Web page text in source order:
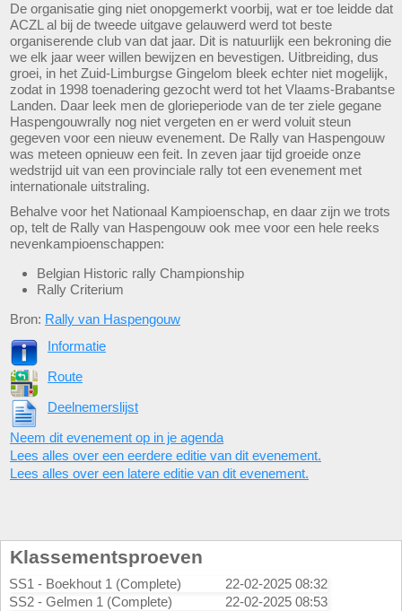
De organisatie ging niet onopgemerkt voorbij, wat er toe leidde dat
ACZL al bij de tweede uitgave gelauwerd werd tot beste
organiserende club van dat jaar. Dit is natuurlijk een bekroning die
we elk jaar weer willen bewijzen en bevestigen. Uitbreiding, dus
groei, in het Zuid-Limburgse Gingelom bleek echter niet mogelijk,
zodat in 1998 toenadering gezocht werd tot het Vlaams-Brabantse
Landen. Daar leek men de glorieperiode van de ter ziele gegane
Haspengouwrally nog niet vergeten en er werd voluit steun
gegeven voor een nieuw evenement. De Rally van Haspengouw
was meteen opnieuw een feit. In zeven jaar tijd groeide onze
wedstrijd uit van een provinciale rally tot een evenement met
internationale uitstraling.
Behalve voor het Nationaal Kampioenschap, en daar zijn we trots
op, telt de Rally van Haspengouw ook mee voor een hele reeks
nevenkampioenschappen:
Belgian Historic rally Championship
Rally Criterium
Bron: Rally van Haspengouw
Informatie
Route
Deelnemerslijst
Neem dit evenement op in je agenda
Lees alles over een eerdere editie van dit evenement.
Lees alles over een latere editie van dit evenement.
Klassementsproeven
SS1 - Boekhout 1 (Complete)
22-02-2025 08:32
SS2 - Gelmen 1 (Complete)
22-02-2025 08:53